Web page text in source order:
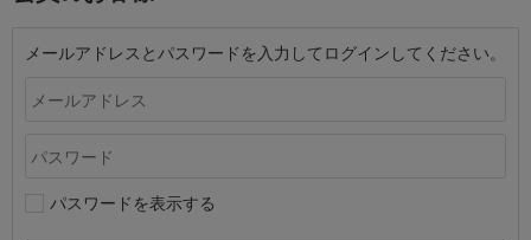
メールアドレスとパスワードを入力してログインしてください。
パスワードを表示する